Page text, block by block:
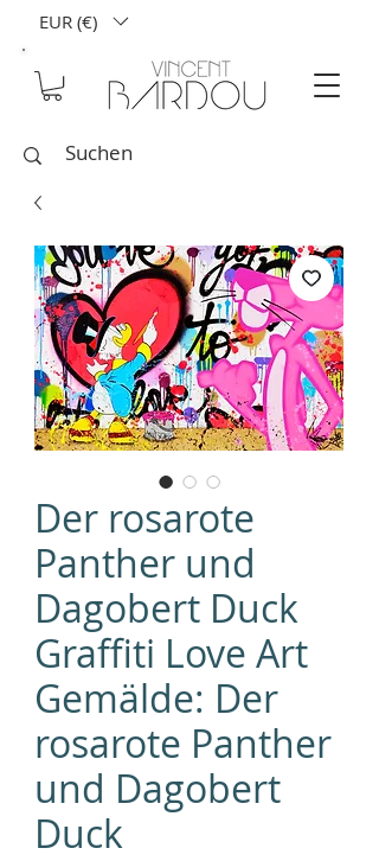
EUR (€)
Der rosarote
Panther und
Dagobert Duck
Graffiti Love Art
Gemälde: Der
rosarote Panther
und Dagobert
Duck